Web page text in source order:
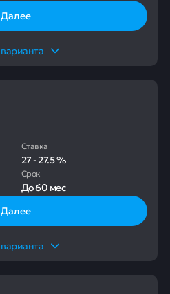
Далее
варианта
Ставка
27-27.5%
Срок
До60 мес
Далее
варианта